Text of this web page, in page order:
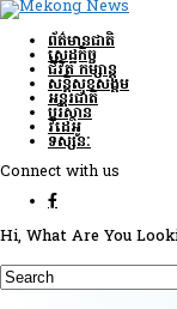
ព័ត៌មានជាតិ
សេដ្ឋកិច្ច
ជីវិត កម្សាន្ត
សន្តិសុខ​សង្គម
អន្តរជាតិ
បរិស្ថាន
វីដេអូ
ទស្សនៈ
Connect with us
Hi, What Are You